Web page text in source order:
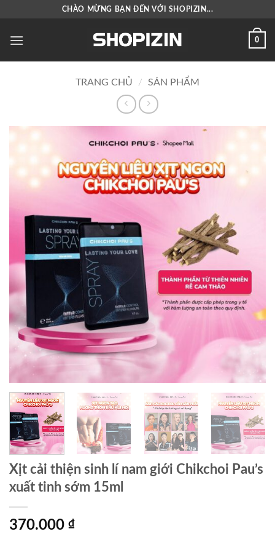
nội
CHÀO MỪNG BẠN ĐẾN VỚI SHOPIZIN...
0
TRANG CHỦ / SẢN PHẨM
Xịt cải thiện sinh lí nam giới Chikchoi Pau’s
xuất tinh sớm 15ml
370.000 ₫